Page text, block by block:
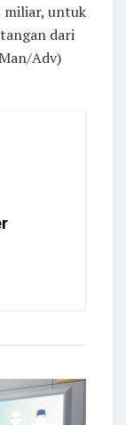
miliar, untuk
dari
Adv)